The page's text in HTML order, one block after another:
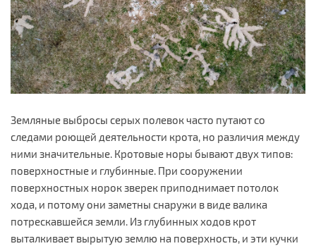
Земляные выбросы серых полевок часто путают со
следами роющей деятельности крота, но различия между
ними значительные. Кротовые норы бывают двух типов:
поверхностные и глубинные. При сооружении
поверхностных норок зверек приподнимает потолок
хода, и потому они заметны снаружи в виде валика
потрескавшейся земли. Из глубинных ходов крот
выталкивает вырытую землю на поверхность, и эти кучки